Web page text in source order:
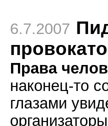
6.7.2007
Права
наконец-то
глазами